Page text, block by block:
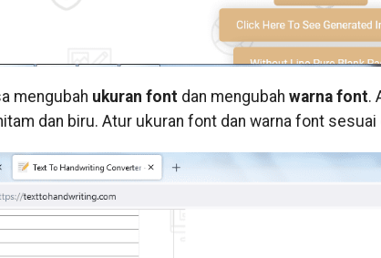
mengubah ukuran fontdan mengubah warna font.
dan biru. Atur ukuran font dan warna font sesuai